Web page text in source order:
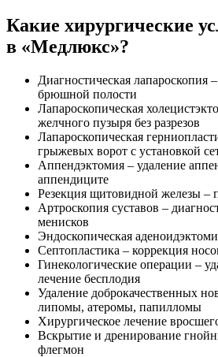
Какие хирургические
в «Медлюкс»?
Диагностическая лапароскопия
брюшной полости
Лапароскопическая
желчного пузыря без разрезов
Лапароскопическая
грыжевых ворот с установкой
Аппендэктомия – удаление
аппендиците
Резекция щитовидной железы –
Артроскопия суставов –
менисков
Эндоскопическая
Септопластика – коррекция
Гинекологические операции –
лечение бесплодия
Удаление доброкачественных
липомы, атеромы, папилломы
Хирургическое лечение
Вскрытие и дренирование
флегмон